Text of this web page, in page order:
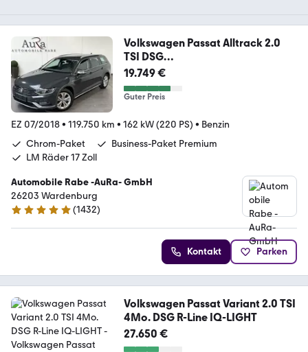
Volkswagen Passat Alltrack 2.0
TSI DSG
NAV+SHZ+ACC+KAMERA+2
19.749 €
Guter Preis
EZ 07/2018• 119.750 km • 162 kW (220 PS) • Benzin
Chrom-Paket
Business-Paket Premium
LM Räder 17 Zoll
Automobile Rabe -AuRa- GmbH
26203 Wardenburg
4.9 Sterne
(1432)
Kontakt Parken
Volkswagen Passat Variant 2.0 TSI
4Mo. DSG R-Line IQ-LIGHT
27.650 €